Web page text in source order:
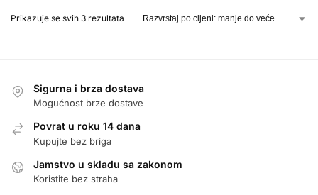
Prikazuje se svih 3 rezultata
Sigurna i brza dostava
Mogućnost brze dostave
Povrat u roku 14 dana
Kupujte bez briga
Jamstvo u skladu sa zakonom
Koristite bez straha